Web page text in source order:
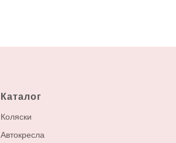
Каталог
Коляски
Автокресла